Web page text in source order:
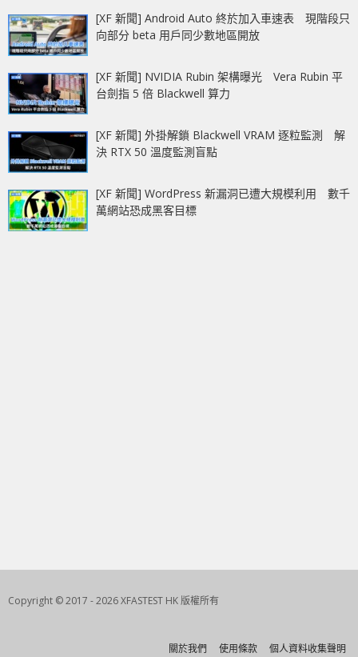
[XF 新聞] Android Auto 終於加入車速表 現階段只
向部分 beta 用戶同少數地區開放
[XF 新聞] NVIDIA Rubin 架構曝光 Vera Rubin 平
台劍指 5 倍 Blackwell 算力
[XF 新聞] 外掛解鎖 Blackwell VRAM 逐粒監測 解
決 RTX 50 溫度監測盲點
[XF 新聞] WordPress 新漏洞已遭大規模利用 數千
萬網站恐成黑客目標
Copyright © 2017 - 2026 XFASTEST HK 版權所有
關於我們 使用條款 個人資料收集聲明